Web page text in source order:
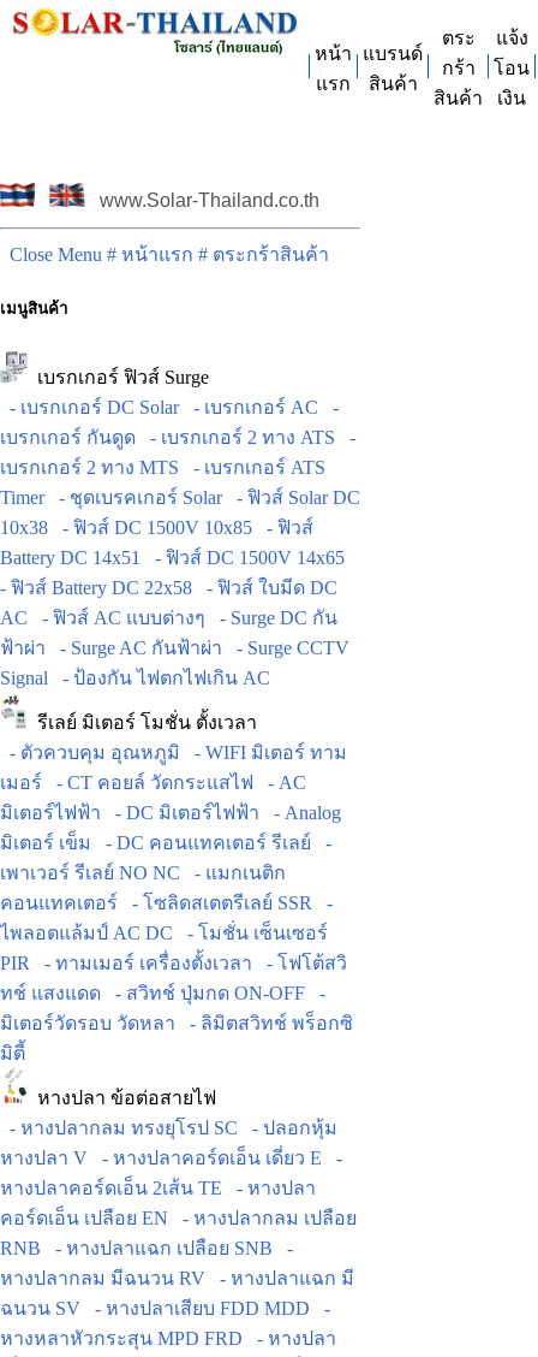
หน้า
แรก
แบรนด์
สินค้า
ตระ
กร้า
สินค้า
แจ้ง
โอน
เงิน
www.Solar-Thailand.co.th
Close Menu # หน้าแรก # ตระกร้าสินค้า
เมนูสินค้า
เบรกเกอร์ ฟิวส์ Surge
- เบรกเกอร์ DC Solar
- เบรกเกอร์ AC
-
เบรกเกอร์ กันดูด
- เบรกเกอร์ 2 ทาง ATS
-
เบรกเกอร์ 2 ทาง MTS
- เบรกเกอร์ ATS
Timer
- ชุดเบรคเกอร์ Solar
- ฟิวส์ Solar DC
10x38
- ฟิวส์ DC 1500V 10x85
- ฟิวส์
Battery DC 14x51
- ฟิวส์ DC 1500V 14x65
- ฟิวส์ Battery DC 22x58
- ฟิวส์ ใบมีด DC
AC
- ฟิวส์ AC แบบต่างๆ
- Surge DC กัน
ฟ้าผ่า
- Surge AC กันฟ้าผ่า
- Surge CCTV
Signal
- ป้องกัน ไฟตกไฟเกิน AC
รีเลย์ มิเตอร์ โมชั่น ตั้งเวลา
- ตัวควบคุม อุณหภูมิ
- WIFI มิเตอร์ ทาม
เมอร์
- CT คอยล์ วัดกระแสไฟ
- AC
มิเตอร์ไฟฟ้า
- DC มิเตอร์ไฟฟ้า
- Analog
มิเตอร์ เข็ม
- DC คอนแทคเตอร์ รีเลย์
-
เพาเวอร์ รีเลย์ NO NC
- แมกเนติก
คอนแทคเตอร์
- โซลิดสเตตรีเลย์ SSR
-
ไพลอตแล้มป์ AC DC
- โมชั่น เซ็นเซอร์
PIR
- ทามเมอร์ เครื่องตั้งเวลา
- โฟโต้สวิ
ทช์ แสงแดด
- สวิทช์ ปุ่มกด ON-OFF
-
มิเตอร์วัดรอบ วัดหลา
- ลิมิตสวิทช์ พร็อกซิ
มิตี้
หางปลา ข้อต่อสายไฟ
- หางปลากลม ทรงยุโรป SC
- ปลอกหุ้ม
หางปลา V
- หางปลาคอร์ดเอ็น เดี่ยว E
-
หางปลาคอร์ดเอ็น 2เส้น TE
- หางปลา
คอร์ดเอ็น เปลือย EN
- หางปลากลม เปลือย
RNB
- หางปลาแฉก เปลือย SNB
-
หางปลากลม มีฉนวน RV
- หางปลาแฉก มี
ฉนวน SV
- หางปลาเสียบ FDD MDD
-
หางหลาหัวกระสุน MPD FRD
- หางปลา